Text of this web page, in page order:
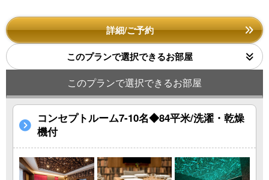
詳細/ご予約
このプランで選択できるお部屋
このプランで選択できるお部屋
コンセプトルーム7-10名◆84平米/洗濯・乾燥
機付